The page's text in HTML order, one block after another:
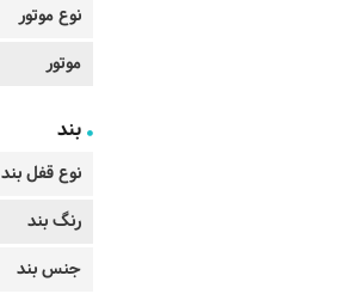
نوع موتور
موتور
بند
نوع قفل بند
رنگ بند
جنس بند